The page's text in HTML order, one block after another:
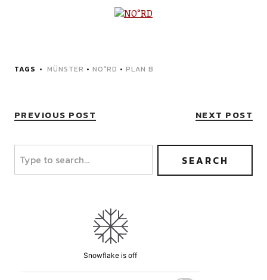
TAGS MÜNSTER • NO°RD • PLAN B
PREVIOUS POST NEXT POST